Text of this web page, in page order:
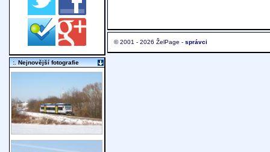
© 2001 - 2026 ŽelPage - správci
:. Nejnovější fotografie